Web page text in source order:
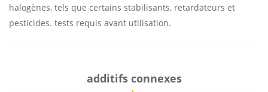
halogènes, tels que certains stabilisants, retardateurs et
pesticides. tests requis avant utilisation.
additifs connexes